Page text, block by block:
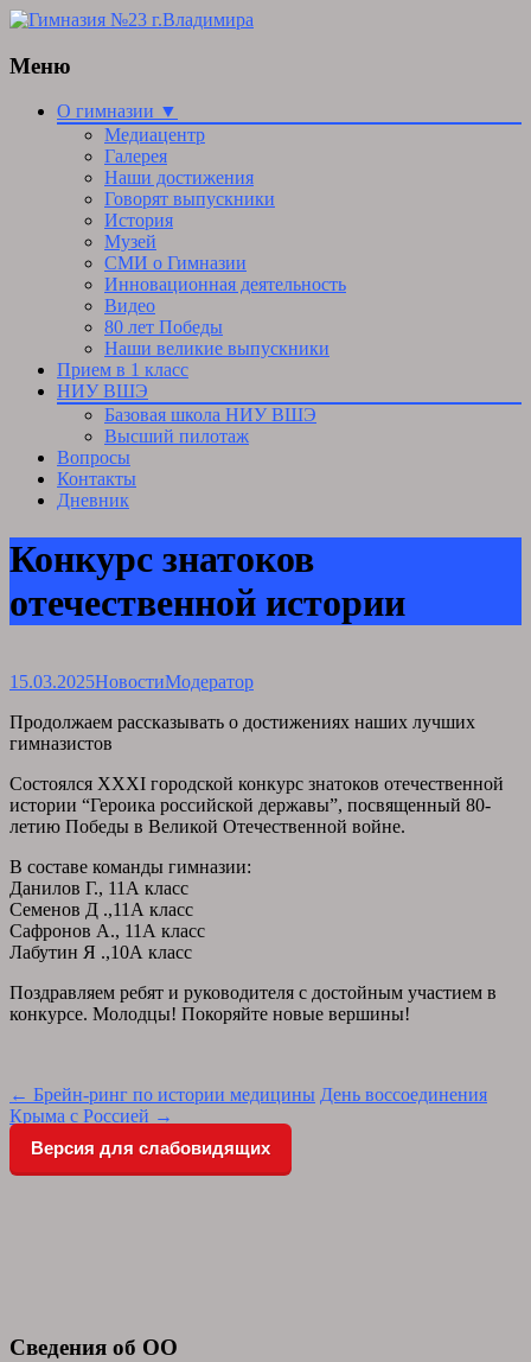
Меню
Skip
О гимназии ▼
Медиацентр
Галерея
Наши достижения
Говорят выпускники
История
Музей
СМИ о Гимназии
Инновационная деятельность
Видео
80 лет Победы
Наши великие выпускники
Прием в 1 класс
НИУ ВШЭ
Базовая школа НИУ ВШЭ
Высший пилотаж
Вопросы
Контакты
Дневник
Конкурс знатоков
отечественной истории
15.03.2025НовостиМодератор
Продолжаем рассказывать о достижениях наших лучших
гимназистов
Состоялся XXXI городской конкурс знатоков отечественной
истории “Героика российской державы”, посвященный 80-
летию Победы в Великой Отечественной войне.
В составе команды гимназии:
Данилов Г., 11А класс
Семенов Д .,11А класс
Сафронов А., 11А класс
Лабутин Я .,10А класс
Поздравляем ребят и руководителя с достойным участием в
конкурсе. Молодцы! Покоряйте новые вершины!
Post
navigation
← Брейн-ринг по истории медицины День воссоединения
Крыма с Россией →
Версия для слабовидящих
Сведения об ОО